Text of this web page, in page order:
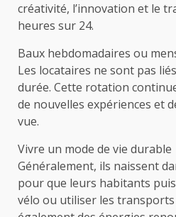
créativité, l’innovation et le
heures sur 24.
Baux hebdomadaires ou
Les locataires ne sont pas
durée. Cette rotation
de nouvelles expériences et
vue.
Vivre un mode de vie durable
Généralement, ils naissent
pour que leurs habitants
vélo ou utiliser les